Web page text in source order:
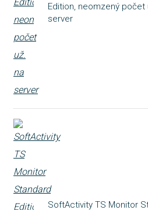
Edition, neomzený počet
server
SoftActivity TS Monitor